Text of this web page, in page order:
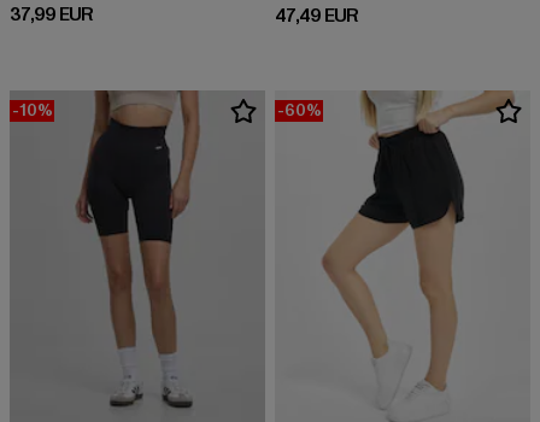
37,99 EUR
Prix courant: 37,99 EUR
47,49 EUR
Prix courant: 47,49 EUR
-10% -60%